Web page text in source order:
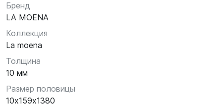
Бренд
LA MOENA
Коллекция
La moena
Толщина
10 мм
Размер половицы
10х159х1380